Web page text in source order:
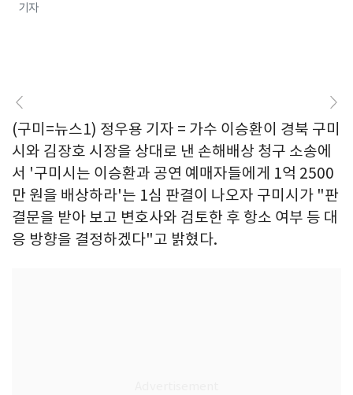
기자
(구미=뉴스1) 정우용 기자 = 가수 이승환이 경북 구미
시와 김장호 시장을 상대로 낸 손해배상 청구 소송에
서 '구미시는 이승환과 공연 예매자들에게 1억 2500
만 원을 배상하라'는 1심 판결이 나오자 구미시가 "판
결문을 받아 보고 변호사와 검토한 후 항소 여부 등 대
응 방향을 결정하겠다"고 밝혔다.